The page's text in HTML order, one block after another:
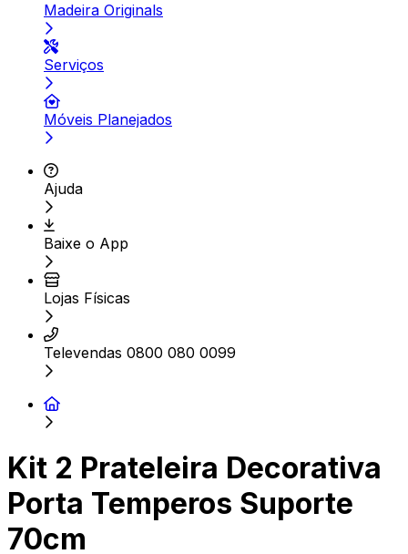
Madeira Originals
Serviços
Móveis Planejados
Ajuda
Baixe o App
Lojas Físicas
Televendas 0800 080 0099
Kit 2 Prateleira Decorativa
Porta Temperos Suporte
70cm